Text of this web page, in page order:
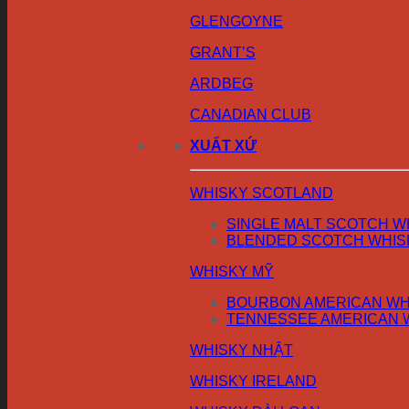
GLENGOYNE
GRANT’S
ARDBEG
CANADIAN CLUB
XUẤT XỨ
WHISKY SCOTLAND
SINGLE MALT SCOTCH
BLENDED SCOTCH
WHISKY MỸ
BOURBON AMERICAN
TENNESSEE AMERICAN
WHISKY NHẬT
WHISKY IRELAND